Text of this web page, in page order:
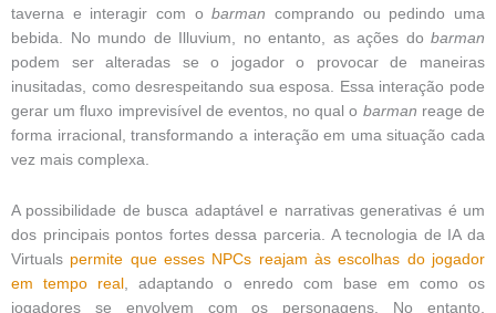
taverna e interagir com obarman comprando ou pedindo uma
bebida. No mundo de Illuvium, no entanto, as ações do barman
podem ser alteradas se o jogador o provocar de maneiras
inusitadas, como desrespeitando sua esposa. Essa interação pode
gerar um fluxo imprevisível de eventos, no qual o barman reage de
forma irracional, transformando a interação em uma situação cada
vez mais complexa.
A possibilidade de busca adaptável e narrativas generativas é um
dos principais pontos fortes dessa parceria. A tecnologia de IA da
Virtuals permite que esses NPCs reajam às escolhas do jogador
em tempo real , adaptando o enredo com base em como os
jogadores se envolvem com os personagens. No entanto,